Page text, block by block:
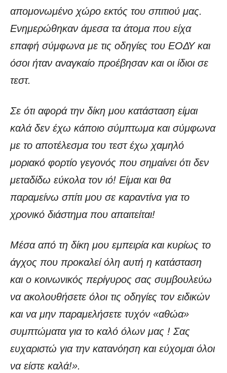
απομονωμένο χώρο εκτός του σπιτιού μας.
Ενημερώθηκαν άμεσα τα άτομα που είχα
επαφή σύμφωνα με τις οδηγίες του ΕΟΔΥ και
όσοι ήταν αναγκαίο προέβησαν και οι ίδιοι σε
τεστ.
Σε ότι αφορά την δίκη μου κατάσταση είμαι
καλά δεν έχω κάποιο σύμπτωμα και σύμφωνα
με το αποτέλεσμα του τεστ έχω χαμηλό
μοριακό φορτίο γεγονός που σημαίνει ότι δεν
μεταδίδω εύκολα τον ιό! Είμαι και θα
παραμείνω σπίτι μου σε καραντίνα για το
χρονικό διάστημα που απαιτείται!
Μέσα από τη δίκη μου εμπειρία και κυρίως το
άγχος που προκαλεί όλη αυτή η κατάσταση
και ο κοινωνικός περίγυρος σας συμβουλεύω
να ακολουθήσετε όλοι τις οδηγίες τον ειδικών
και να μην παραμελήσετε τυχόν «αθώα»
συμπτώματα για το καλό όλων μας ! Σας
ευχαριστώ για την κατανόηση και εύχομαι όλοι
να είστε καλά!».